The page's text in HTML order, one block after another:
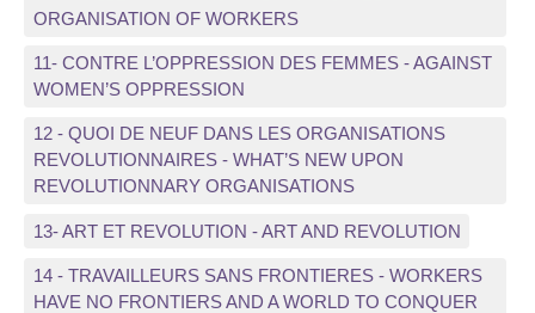
ORGANISATION OF WORKERS
11- CONTRE L’OPPRESSION DES FEMMES - AGAINST
WOMEN’S OPPRESSION
12 - QUOI DE NEUF DANS LES ORGANISATIONS
REVOLUTIONNAIRES - WHAT’S NEW UPON
REVOLUTIONNARY ORGANISATIONS
13- ART ET REVOLUTION - ART AND REVOLUTION
14 - TRAVAILLEURS SANS FRONTIERES - WORKERS
HAVE NO FRONTIERS AND A WORLD TO CONQUER